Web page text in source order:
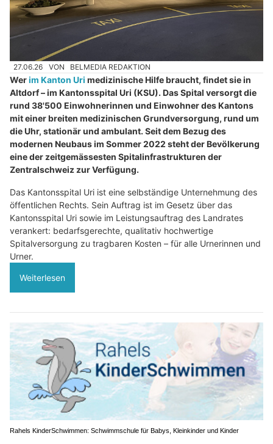
27.06.26 VON BELMEDIA REDAKTION
Werim Kanton Uri medizinische Hilfe braucht, findet sie in
Altdorf – im Kantonsspital Uri (KSU). Das Spital versorgt die
rund 38'500 Einwohnerinnen und Einwohner des Kantons
mit einer breiten medizinischen Grundversorgung, rund um
die Uhr, stationär und ambulant. Seit dem Bezug des
modernen Neubaus im Sommer 2022 steht der Bevölkerung
eine der zeitgemässesten Spitalinfrastrukturen der
Zentralschweiz zur Verfügung.
Das Kantonsspital Uri ist eine selbständige Unternehmung des
öffentlichen Rechts. Sein Auftrag ist im Gesetz über das
Kantonsspital Uri sowie im Leistungsauftrag des Landrates
verankert: bedarfsgerechte, qualitativ hochwertige
Spitalversorgung zu tragbaren Kosten – für alle Urnerinnen und
Urner.
Weiterlesen
Rahels KinderSchwimmen: Schwimmschule für Babys, Kleinkinder und Kinder